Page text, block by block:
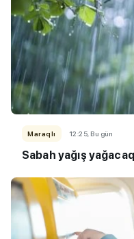
Maraqlı 12:25, Bu gün
Sabah yağış